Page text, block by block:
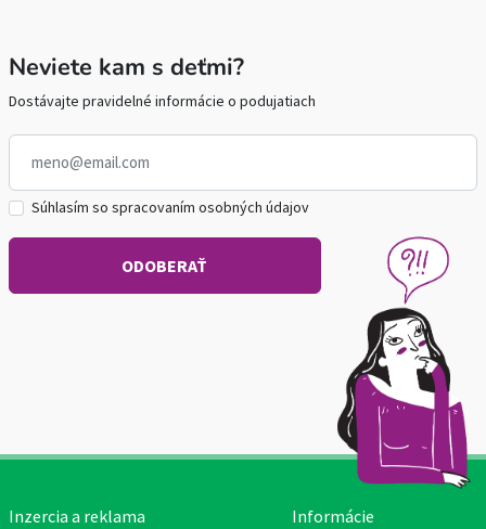
Neviete kam s deťmi?
Dostávajte pravidelné informácie o podujatiach
Súhlasím so spracovaním osobných údajov
Inzercia a reklama Informácie